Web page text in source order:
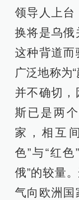
领导人上台
换将是乌俄
这种背道而
广泛地称为
并不确切，
斯已是两
家，相互
色”与“红色
俄”的较量
气向欧洲国